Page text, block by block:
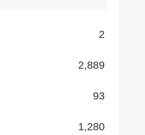
2
2,889
93
1,280